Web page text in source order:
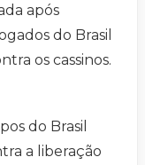
após
do Brasil
os cassinos.
do Brasil
a liberação